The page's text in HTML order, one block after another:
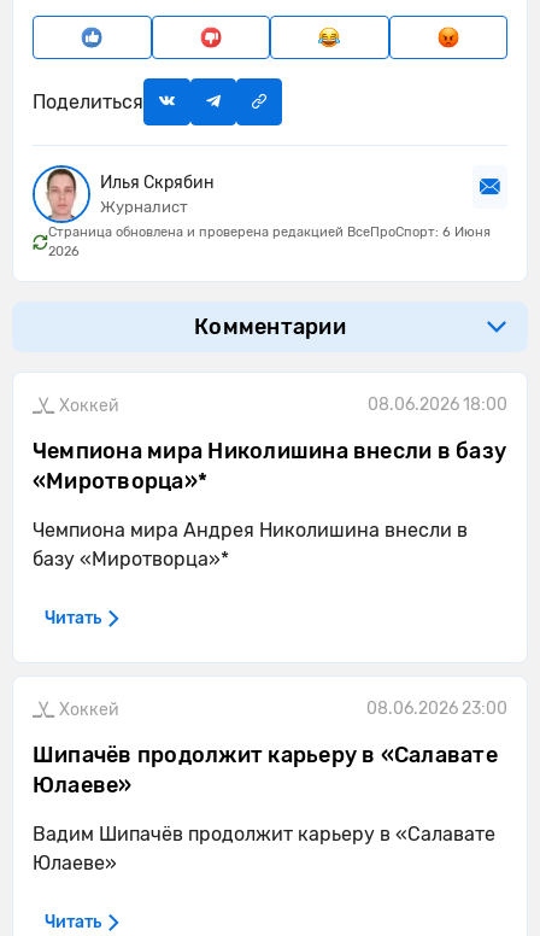
Поделиться
Илья Скрябин
Журналист
Страница обновлена и проверена редакцией ВсеПроСпорт: 6 Июня
2026
Комментарии
Хоккей 08.06.2026 18:00
Чемпиона мира Николишина внесли в базу
«Миротворца»*
Чемпиона мира Андрея Николишина внесли в
базу «Миротворца»*
Читать
Хоккей 08.06.2026 23:00
Шипачёв продолжит карьеру в «Салавате
Юлаеве»
Вадим Шипачёв продолжит карьеру в «Салавате
Юлаеве»
Читать